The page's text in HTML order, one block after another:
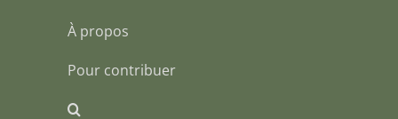
À propos
Pour contribuer